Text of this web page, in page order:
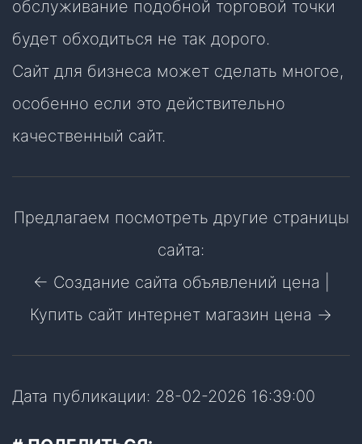
обслуживание подобной торговой точки
будет обходиться не так дорого.
Сайт для бизнеса может сделать многое,
особенно если это действительно
качественный сайт.
Предлагаем посмотреть другие страницы
сайта:
← Создание сайта объявлений цена
Купить сайт интернет магазин цена →
Дата публикации: 28-02-2026 16:39:00